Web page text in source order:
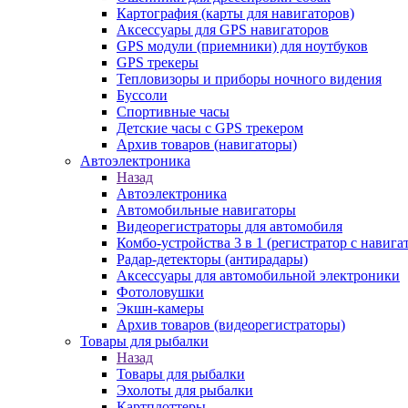
Картография (карты для навигаторов)
Аксессуары для GPS навигаторов
GPS модули (приемники) для ноутбуков
GPS трекеры
Тепловизоры и приборы ночного видения
Буссоли
Спортивные часы
Детские часы с GPS трекером
Архив товаров (навигаторы)
Автоэлектроника
Назад
Автоэлектроника
Автомобильные навигаторы
Видеорегистраторы для автомобиля
Комбо-устройства 3 в 1 (регистратор с
Радар-детекторы (антирадары)
Аксессуары для автомобильной электроники
Фотоловушки
Экшн-камеры
Архив товаров (видеорегистраторы)
Товары для рыбалки
Назад
Товары для рыбалки
Эхолоты для рыбалки